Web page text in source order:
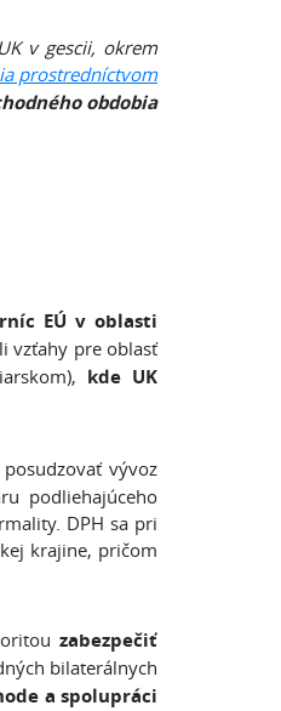
v gescii, okrem
prostredníctvom
obdobia
EÚ v oblasti
vzťahy pre oblasť
kde UK
vývoz
podliehajúceho
DPH sa pri
krajine, pričom
zabezpečiť
bilaterálnych
a spolupráci